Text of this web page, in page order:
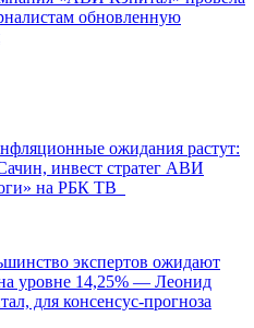
обновленную
ожидания растут:
инвест стратег АВИ
на РБК ТВ
экспертов ожидают
уровне 14,25% — Леонид
для консенсус-прогноза